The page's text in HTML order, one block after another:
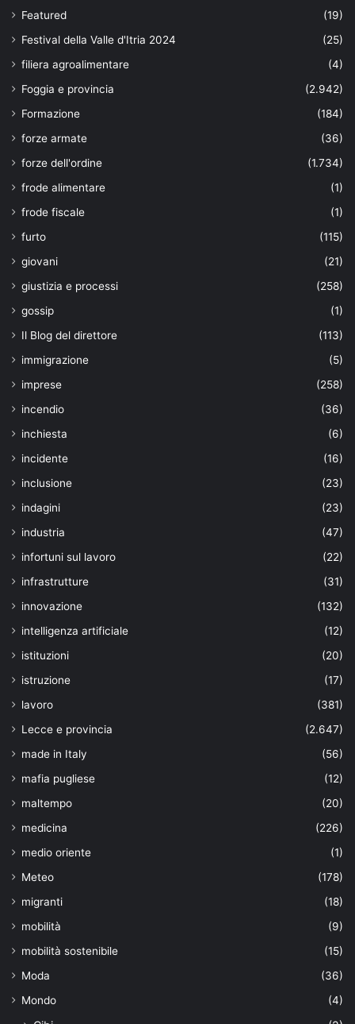
Featured
(19)
Festival della Valle d'Itria 2024
(25)
filiera agroalimentare
(4)
Foggia e provincia
(2.942)
Formazione
(184)
forze armate
(36)
forze dell'ordine
(1.734)
frode alimentare
(1)
frode fiscale
(1)
furto
(115)
giovani
(21)
giustizia e processi
(258)
gossip
(1)
Il Blog del direttore
(113)
immigrazione
(5)
imprese
(258)
incendio
(36)
inchiesta
(6)
incidente
(16)
inclusione
(23)
indagini
(23)
industria
(47)
infortuni sul lavoro
(22)
infrastrutture
(31)
innovazione
(132)
intelligenza artificiale
(12)
istituzioni
(20)
istruzione
(17)
lavoro
(381)
Lecce e provincia
(2.647)
made in Italy
(56)
mafia pugliese
(12)
maltempo
(20)
medicina
(226)
medio oriente
(1)
Meteo
(178)
migranti
(18)
mobilità
(9)
mobilità sostenibile
(15)
Moda
(36)
Mondo
(4)